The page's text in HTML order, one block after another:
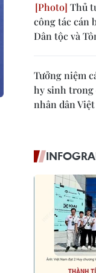
Thủ
công tác cán
Dân tộc và
Tưởng niệm
hy sinh trong
nhân dân Việt